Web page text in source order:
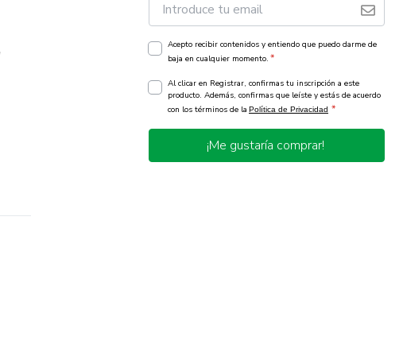
Acepto recibir contenidos y entiendo que puedo darme de
baja en cualquier momento. *
Al clicar en Registrar, confirmas tu inscripción a este
producto. Además, confirmas que leíste y estás de acuerdo
con los términos de la Política de Privacidad *
¡Me gustaría comprar!